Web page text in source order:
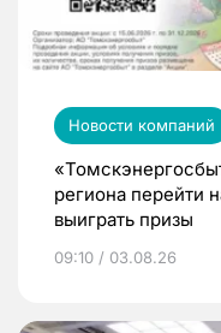
Новости компаний
региона перейти
выиграть призы
09:10 / 03.08.26